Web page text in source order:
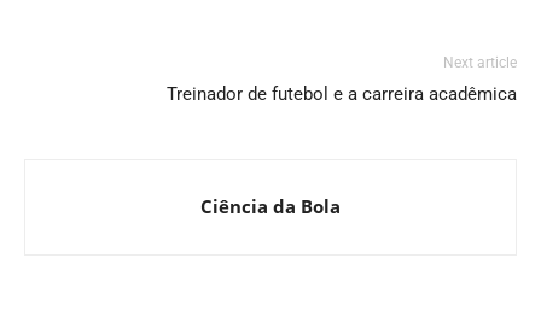
Next article
Treinador de futebol e a carreira acadêmica
Ciência da Bola